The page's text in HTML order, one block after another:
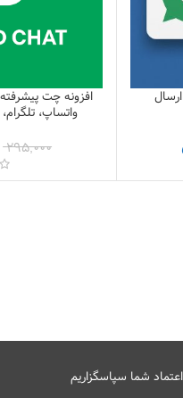
واتساپ،
295,000
شما سپاسگزاریم